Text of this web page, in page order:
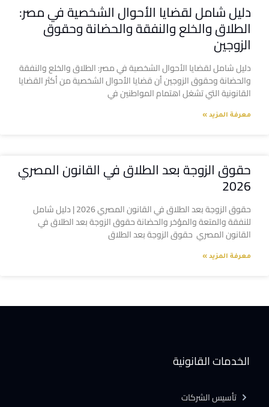
دليل شامل لقضايا الأحوال الشخصية في مصر:
الطلاق والخلع والنفقة والحضانة وحقوق
الزوجين
دليل شامل لقضايا الأحوال الشخصية في مصر: الطلاق والخلع والنفقة
والحضانة وحقوق الزوجين أن قضايا الأحوال الشخصية من أكثر القضايا
القانونية التي تشغل اهتمام المواطنين في
معرفة المزيد »
حقوق الزوجة بعد الطلاق في القانون المصري
2026
حقوق الزوجة بعد الطلاق في القانون المصري 2026 | دليل شامل
للنفقة والمتعة والمؤخر والحضانة حقوق الزوجة بعد الطلاق في
القانون المصري حقوق الزوجة بعد الطلاق
معرفة المزيد »
الخدمات القانونية
تأسيس الشركات